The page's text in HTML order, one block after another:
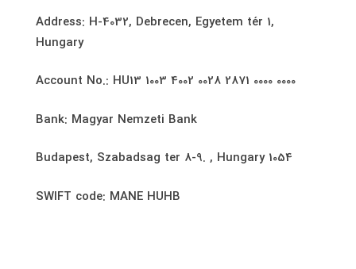
Address: H-4032, Debrecen, Egyetem tér 1,
Hungary
Account No.: HU13 1003 4002 0028 2871 0000 0000
Bank: Magyar Nemzeti Bank
1054 Budapest, Szabadsag ter 8-9. , Hungary
SWIFT code: MANE HUHB